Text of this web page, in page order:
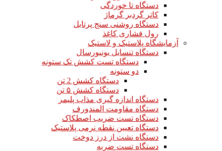
دستگاه تا خوردگی
کاتر گردبر گرماژ
دستگاه روشنی سنج پرتابل
رول فشاری کاغذ
آزمایشگاه پلاستیک و لاستیک
دستگاه تنسایل یونیورسال
دستگاه تست کشش تک ستونه
دو ستونه
دستگاه کشش 2 تن
دستگاه کشش ۵ تن
دستگاه اندازه گیری مذاب پلیمر
دستگاه مقاومت المندورف
دستگاه تست ضریب اصطکاک
دستگاه تعیین نقطه نرمی پلاستیک
دستگاه نشت از درز دوخت
دستگاه تست ضربه